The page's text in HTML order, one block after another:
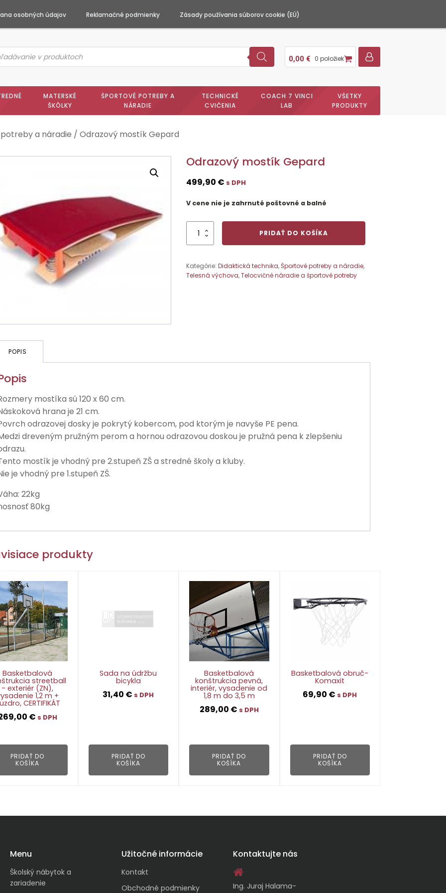
osobných údajov Reklamačné podmienky Zásady používania súborov cookie (EÚ)
0,00 € 0 položiek
MATERSKÉ
ŠKÔLKY
ŠPORTOVÉ POTREBY A
NÁRADIE
TECHNICKÉ
CVIČENIA
COACH 7 VINCI
LAB
VŠETKY
PRODUKTY
a náradie / Odrazový mostík Gepard
Odrazový mostík Gepard
499,90 € s DPH
V cene nie je zahrnuté poštovné a balné
množstvo
Odrazový
PRIDAŤ DO KOŠÍKA
Kategórie:Didaktická technika,Športové potreby a náradie,
Telesná výchova,Telocvičné náradie a športové potreby
POPIS
mostíka sú 120 x 60 cm.
hrana je 21 cm.
odrazovej dosky je pokrytý kobercom, pod ktorým je navyše PE pena.
dreveným pružným perom a hornou odrazovou doskou je pružná pena k zlepšeniu
mostík je vhodný pre 2.stupeň ZŠ a stredné školy a kluby.
je vhodný pre 1.stupeň ZŠ.
22kg
80kg
produkty
Basketbalová
streetball
- exteriér (ZN),
1,2 m +
CERTIFIKÁT
€ s DPH
PRIDAŤ DO
KOŠÍKA
Sada na údržbu
bicykla
31,40 € s DPH
PRIDAŤ DO
KOŠÍKA
Basketbalová
konštrukcia pevná,
interiér, vysadenie od
1,8 m do 3,5 m
289,00 € s DPH
PRIDAŤ DO
KOŠÍKA
Basketbalová obruč-
Komaxit
69,90 € s DPH
PRIDAŤ DO
KOŠÍKA
Menu
Školský nábytok a
zariadenie
Užitočné informácie
Kontakt
Obchodné podmienky
Kontaktujte nás
Ing. Juraj Halama-